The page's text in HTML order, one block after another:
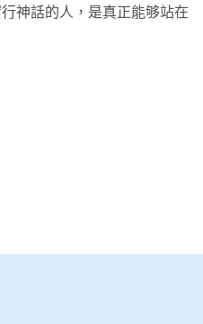
這是主耶穌對人的一個小
誡。
神話的人，是真正能够站在